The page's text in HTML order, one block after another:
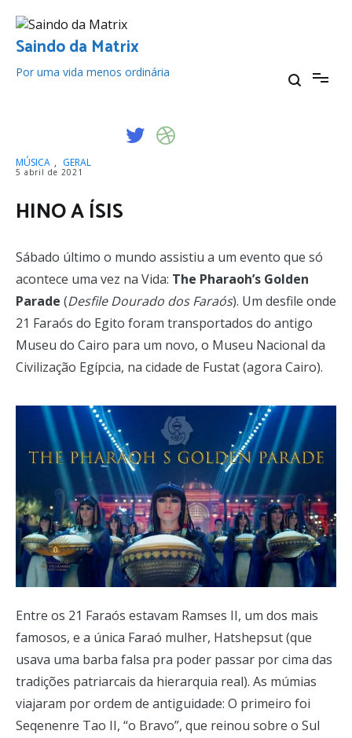
para
Saindo da Matrix
Por uma vida menos ordinária
MÚSICA , GERAL
5 abril de 2021
HINO A ÍSIS
Sábado último o mundo assistiu a um evento que só
acontece uma vez na Vida: The Pharaoh’s Golden
Parade (Desfile Dourado dos Faraós). Um desfile onde
21 Faraós do Egito foram transportados do antigo
Museu do Cairo para um novo, o Museu Nacional da
Civilização Egípcia, na cidade de Fustat (agora Cairo).
Entre os 21 Faraós estavam Ramses II, um dos mais
famosos, e a única Faraó mulher, Hatshepsut (que
usava uma barba falsa pra poder passar por cima das
tradições patriarcais da hierarquia real). As múmias
viajaram por ordem de antiguidade: O primeiro foi
Seqenenre Tao II, “o Bravo”, que reinou sobre o Sul